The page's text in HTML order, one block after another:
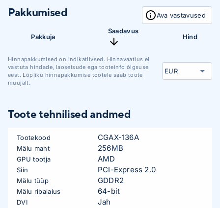
Pakkumised Ava vastavused
Pakkuja
Saadavus
Hind
Hinnapakkumised on indikatiivsed. Hinnavaatlus ei
vastuta hindade, laoseisude ega tooteinfo õigsuse
eest. Lõpliku hinnapakkumise tootele saab toote
müüjalt.
Toote tehnilised andmed
Tootekood CGAX-136A
Mälu maht 256MB
GPU tootja AMD
Siin PCI-Express 2.0
Mälu tüüp GDDR2
Mälu ribalaius 64-bit
DVI Jah